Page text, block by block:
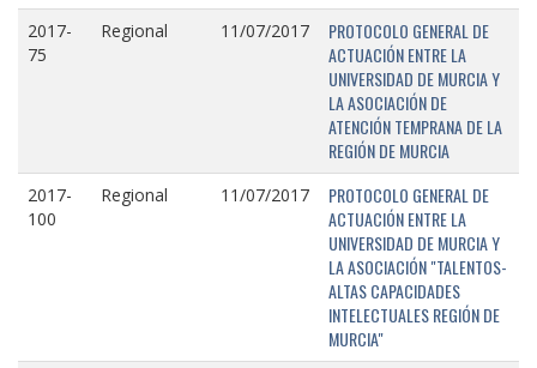
2017-
75
Regional 11/07/2017
PROTOCOLO GENERAL DE
ACTUACIÓN ENTRE LA
UNIVERSIDAD DE MURCIA Y
LA ASOCIACIÓN DE
ATENCIÓN TEMPRANA DE LA
REGIÓN DE MURCIA
2017-
100
Regional 11/07/2017
PROTOCOLO GENERAL DE
ACTUACIÓN ENTRE LA
UNIVERSIDAD DE MURCIA Y
LA ASOCIACIÓN "TALENTOS-
ALTAS CAPACIDADES
INTELECTUALES REGIÓN DE
MURCIA"